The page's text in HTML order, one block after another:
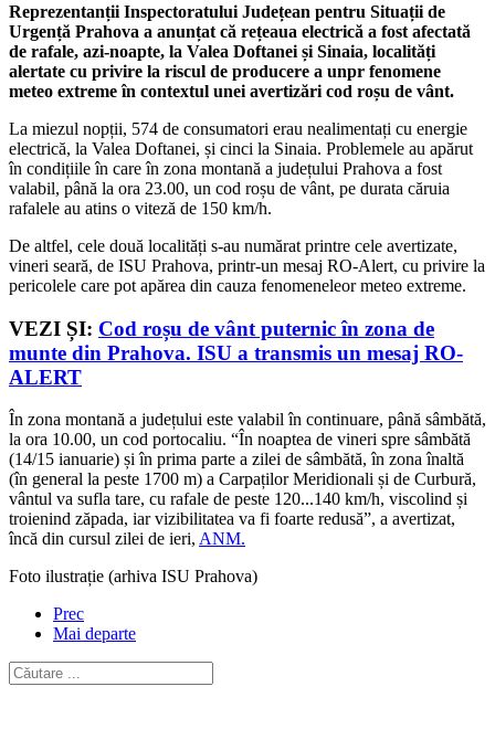
Reprezentanții Inspectoratului Județean pentru Situații de
Urgență Prahova a anunțat că rețeaua electrică a fost afectată
de rafale, azi-noapte, la Valea Doftanei și Sinaia, localități
alertate cu privire la riscul de producere a unpr fenomene
meteo extreme în contextul unei avertizări cod roșu de vânt.
La miezul nopții, 574 de consumatori erau nealimentați cu energie
electrică, la Valea Doftanei, și cinci la Sinaia. Problemele au apărut
în condițiile în care în zona montană a județului Prahova a fost
valabil, până la ora 23.00, un cod roșu de vânt, pe durata căruia
rafalele au atins o viteză de 150 km/h.
De altfel, cele două localități s-au numărat printre cele avertizate,
vineri seară, de ISU Prahova, printr-un mesaj RO-Alert, cu privire la
pericolele care pot apărea din cauza fenomeneleor meteo extreme.
VEZI ȘI: Cod roșu de vânt puternic în zona de
munte din Prahova. ISU a transmis un mesaj RO-
ALERT
În zona montană a județului este valabil în continuare, până sâmbătă,
la ora 10.00, un cod portocaliu. “În noaptea de vineri spre sâmbătă
(14/15 ianuarie) și în prima parte a zilei de sâmbătă, în zona înaltă
(în general la peste 1700 m) a Carpaților Meridionali și de Curbură,
vântul va sufla tare, cu rafale de peste 120...140 km/h, viscolind și
troienind zăpada, iar vizibilitatea va fi foarte redusă”, a avertizat,
încă din cursul zilei de ieri, ANM.
Foto ilustrație (arhiva ISU Prahova)
Prec
Mai departe